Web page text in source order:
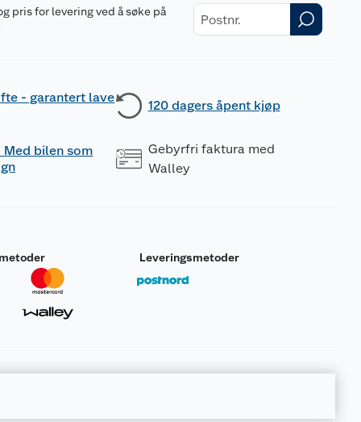
pris for levering ved å søke på
- garantert lave
120 dagers åpent kjøp
Med bilen som
Gebyrfri faktura med
Walley
Leveringsmetoder